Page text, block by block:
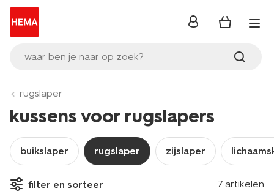
waar ben je naar op zoek?
inloggen
rugslaper
kussens voor rugslapers
buikslaper rugslaper zijslaper
filter en sorteer 7 artikelen
25% korting
alleen online